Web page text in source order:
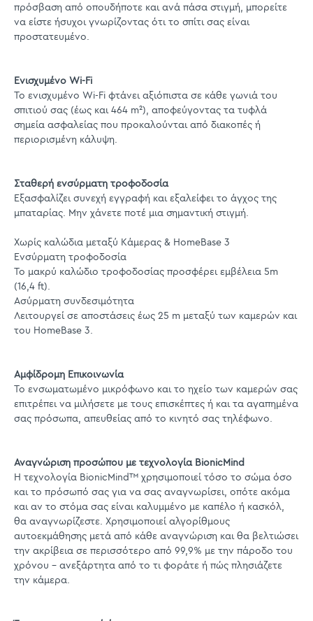
πρόσβαση από οπουδήποτε και ανά πάσα στιγμή, μπορείτε
να είστε ήσυχοι γνωρίζοντας ότι το σπίτι σας είναι
προστατευμένο.
Ενισχυμένο Wi-Fi
Το ενισχυμένο Wi-Fi φτάνει αξιόπιστα σε κάθε γωνιά του
σπιτιού σας (έως και 464 m²), αποφεύγοντας τα τυφλά
σημεία ασφαλείας που προκαλούνται από διακοπές ή
περιορισμένη κάλυψη.
Σταθερή ενσύρματη τροφοδοσία
Εξασφαλίζει συνεχή εγγραφή και εξαλείφει το άγχος της
μπαταρίας. Μην χάνετε ποτέ μια σημαντική στιγμή.
Χωρίς καλώδια μεταξύ Κάμερας & HomeBase 3
Ενσύρματη τροφοδοσία
Το μακρύ καλώδιο τροφοδοσίας προσφέρει εμβέλεια 5m
(16,4 ft).
Ασύρματη συνδεσιμότητα
Λειτουργεί σε αποστάσεις έως 25 m μεταξύ των καμερών και
του HomeBase 3.
Αμφίδρομη Επικοινωνία
Το ενσωματωμένο μικρόφωνο και το ηχείο των καμερών σας
επιτρέπει να μιλήσετε με τους επισκέπτες ή και τα αγαπημένα
σας πρόσωπα, απευθείας από το κινητό σας τηλέφωνο.
Αναγνώριση προσώπου με τεχνολογία BionicMind
Η τεχνολογία BionicMind™ χρησιμοποιεί τόσο το σώμα όσο
και το πρόσωπό σας για να σας αναγνωρίσει, οπότε ακόμα
και αν το στόμα σας είναι καλυμμένο με καπέλο ή κασκόλ,
θα αναγνωρίζεστε. Χρησιμοποιεί αλγορίθμους
αυτοεκμάθησης μετά από κάθε αναγνώριση και θα βελτιώσει
την ακρίβεια σε περισσότερο από 99,9% με την πάροδο του
χρόνου - ανεξάρτητα από το τι φοράτε ή πώς πλησιάζετε
την κάμερα.